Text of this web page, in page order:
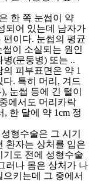
한 쪽 눈썹이 약
되어 있는데 남자가
편이다. 눈썹의 평균
썹이 소실되는 원인
병(문둥병) 또는 ..
의 피부표면은 약 1
. 특히 머리, 겨드
눈썹 등에 긴 털이
에서도 머리카락
한 달에 약 1cm 정
형수술은 그 시기
환자는 상처를 입은
기도 전에 성형수술
러나 몸은 상처가 나
키는데 그 중에서